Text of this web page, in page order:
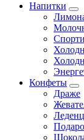
Напитки
Конфеты
Драже